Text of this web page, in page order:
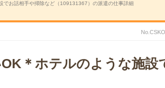
でお話相手や掃除など（109131367）の派遣の仕事詳細
＊ホテルのような施設